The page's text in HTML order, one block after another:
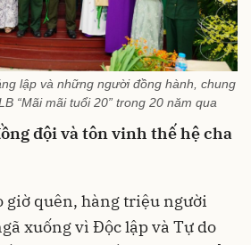
lập và những người đồng hành, chung
“Mãi mãi tuổi 20” trong 20 năm qua
đội và tôn vinh thế hệ cha
giờ quên, hàng triệu người
xuống vì Độc lập và Tự do